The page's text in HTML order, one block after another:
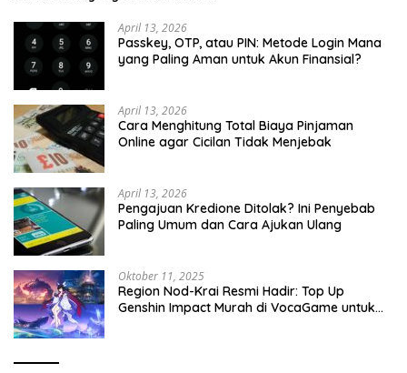
April 13, 2026
Passkey, OTP, atau PIN: Metode Login Mana
yang Paling Aman untuk Akun Finansial?
April 13, 2026
Cara Menghitung Total Biaya Pinjaman
Online agar Cicilan Tidak Menjebak
April 13, 2026
Pengajuan Kredione Ditolak? Ini Penyebab
Paling Umum dan Cara Ajukan Ulang
Oktober 11, 2025
Region Nod-Krai Resmi Hadir: Top Up
Genshin Impact Murah di VocaGame untuk